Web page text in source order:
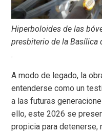
Hiperboloides de las
presbiterio de la Basílica
.
A modo de legado, la
entenderse como un
a las futuras
ello, este 2026 se
propicia para